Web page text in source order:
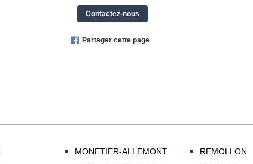
Contactez-nous
Partager cette page
MONETIER-ALLEMONT
REMOLLON